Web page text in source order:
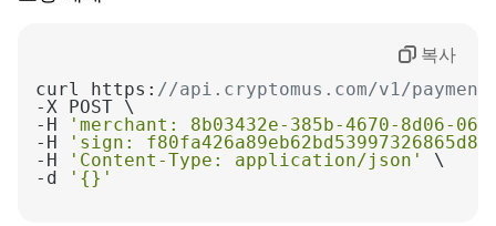
curl https: //api.cryptomus.com/v1/
-H
'merchant: 8b03432e-385b-4670-8d06-
-H
'sign:
-H
'Content-Type: application/json'
-d
'{}'
복사